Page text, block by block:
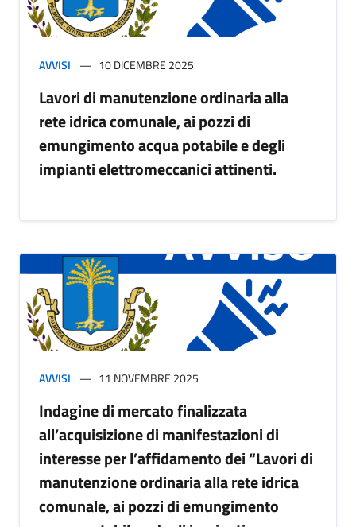
AVVISI 10 DICEMBRE 2025
Lavori di manutenzione ordinaria alla
rete idrica comunale, ai pozzi di
emungimento acqua potabile e degli
impianti elettromeccanici attinenti.
AVVISI 11 NOVEMBRE 2025
Indagine di mercato finalizzata
all’acquisizione di manifestazioni di
interesse per l’affidamento dei “Lavori di
manutenzione ordinaria alla rete idrica
comunale, ai pozzi di emungimento